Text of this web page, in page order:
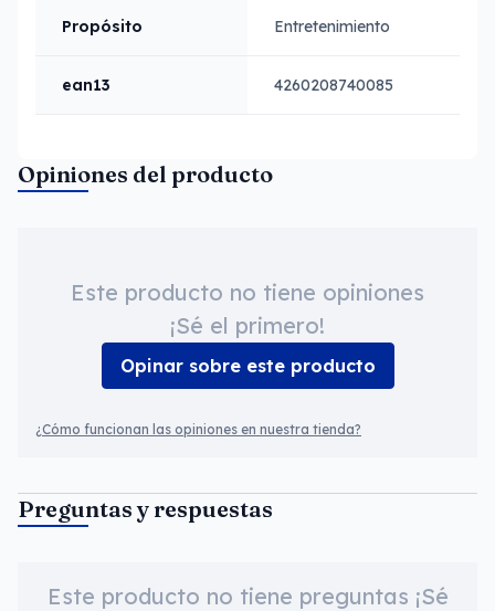
Propósito Entretenimiento
ean13 4260208740085
Opiniones del producto
Este producto no tiene opiniones
¡Sé el primero!
Opinar sobre este producto
¿Cómo funcionan las opiniones en nuestra tienda?
Preguntas y respuestas
Este producto no tiene preguntas ¡Sé